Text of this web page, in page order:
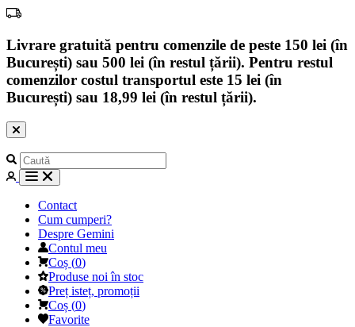
Livrare gratuită pentru comenzile de peste 150 lei (în
București) sau 500 lei (în restul țării). Pentru restul
comenzilor costul transportul este 15 lei (în
București) sau 18,99 lei (în restul țării).
Contact
Cum cumperi?
Despre Gemini
Contul meu
Coș (0)
Produse noi în stoc
Preț isteț, promoții
Coș (0)
Favorite